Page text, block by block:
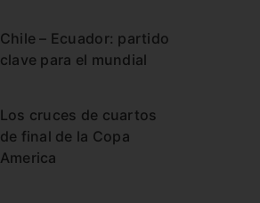
Chile – Ecuador: partido
clave para el mundial
Los cruces de cuartos
de final de la Copa
America